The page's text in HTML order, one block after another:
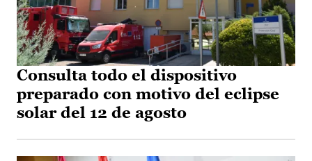
Consulta todo el dispositivo
preparado con motivo del eclipse
solar del 12 de agosto